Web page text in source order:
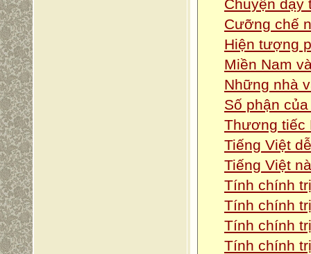
Chuyện dạy
Cưỡng chế
Hiện tượng
Miền Nam
Những nhà
Số phận
Thương tiếc
Tiếng Việt
Tiếng Việt
Tính chính
Tính chính
Tính chính
Tính chính